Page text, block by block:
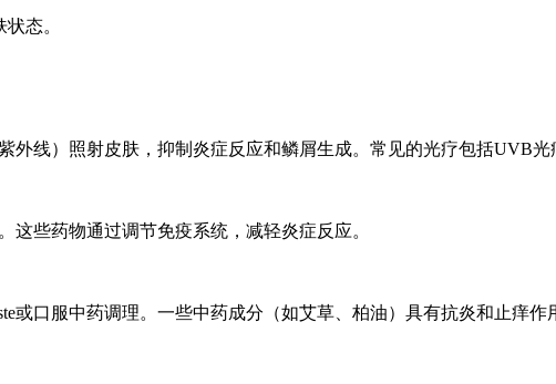
态。
线）照射皮肤，抑制炎症反应和鳞屑生成。常见的光疗包括UVB光
些药物通过调节免疫系统，减轻炎症反应。
或口服中药调理。一些中药成分（如艾草、柏油）具有抗炎和止痒作